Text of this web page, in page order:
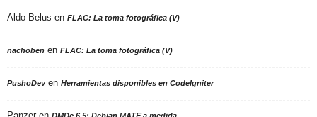
Aldo Belus en FLAC: La toma fotográfica (V)
nachoben en FLAC: La toma fotográfica (V)
PushoDeven Herramientas disponibles en CodeIgniter